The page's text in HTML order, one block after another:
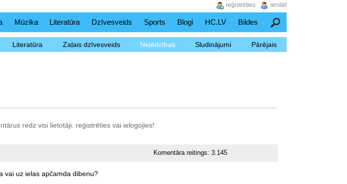
Mūzika Literatūra Dzīvesveids Sports Blogi HC.LV Bildes Meklēšana
Literatūra Zaļais dzīvesveids Nejēdzības Sludinājumi Pārējais
redz visi lietotāji. reģistrētiesvai ielogojies!
Komentāra reitings:3.145
vai uz ielas apčamda dibenu?
ienākt
reģistrēties